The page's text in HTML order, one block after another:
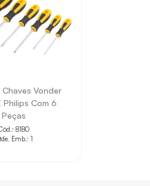
o projeto ou necessidade técnica.
Vonder
Philips Com 6
Peças
8180
Emb.: 1